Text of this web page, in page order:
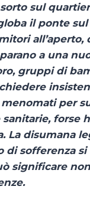
sul
il ponte
a una
gruppi di
per
forse
La disumana
di sofferenza
significare